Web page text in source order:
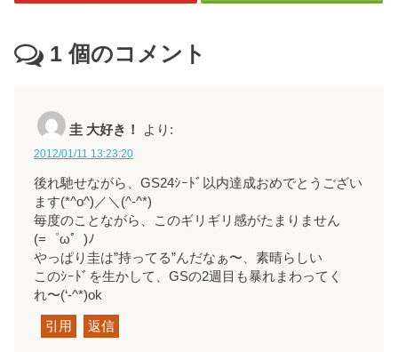
1 個のコメント
圭 大好き！ より:
2012/01/11 13:23:20
後れ馳せながら、GS24ｼｰﾄﾞ以内達成おめでとうござい
ます(*^o^)／ ＼(^-^*)
毎度のことながら、このギリギリ感がたまりません
(=゜ω゜)ﾉ
やっぱり圭は”持ってる”んだなぁ〜、素晴らしい
このｼｰﾄﾞを生かして、GSの2週目も暴れまわってく
れ〜(‘-^*)ok
引用 返信